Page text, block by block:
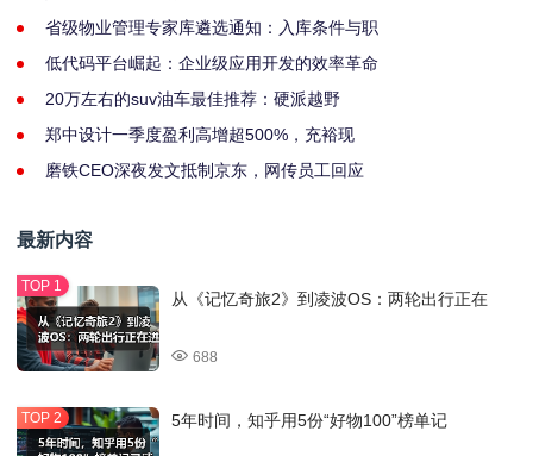
省级物业管理专家库遴选通知：入库条件与职
低代码平台崛起：企业级应用开发的效率革命
20万左右的suv油车最佳推荐：硬派越野
郑中设计一季度盈利高增超500%，充裕现
磨铁CEO深夜发文抵制京东，网传员工回应
最新内容
从《记忆奇旅2》到凌波OS：两轮出行正在
688
5年时间，知乎用5份“好物100”榜单记